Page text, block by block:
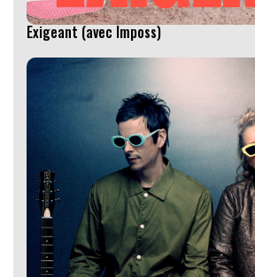
Exigeant (avec Imposs)